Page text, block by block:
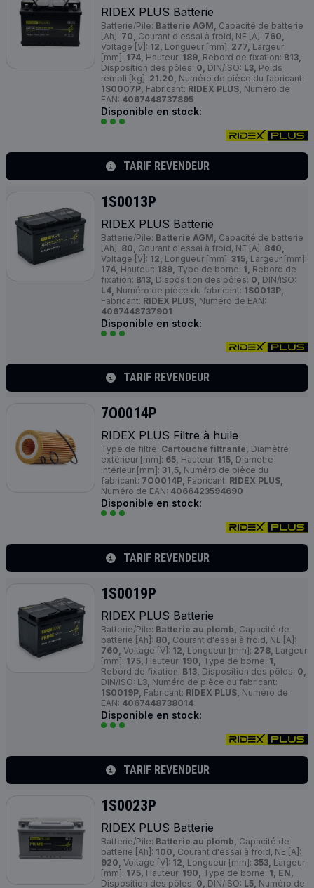
RIDEX PLUS Batterie
Batterie/Pile: Batterie AGM, Capacité de batterie
[Ah]: 70, Courant d'essai à froid, NE [A]: 760,
Voltage [V]: 12, Longueur [mm]: 277, Largeur
[mm]: 174, Hauteur: 189, Rebord de fixation: B13,
Disposition des pôles: 0, DIN/ISO: L3, Poids
rempli [kg]: 21.20, Numéro de pièce du fabricant:
1S0007P, Fabricant: RIDEX PLUS, Numéro de
EAN: 4067448737895
Disponible en stock:
TARIF REVENDEUR
1S0013P
RIDEX PLUS Batterie
Batterie/Pile: Batterie AGM, Capacité de batterie
[Ah]: 80, Courant d'essai à froid, NE [A]: 840,
Voltage [V]: 12, Longueur [mm]: 315, Largeur [mm]:
174, Hauteur: 189, Type de borne: 1, Rebord de
fixation: B13, Disposition des pôles: 0, DIN/ISO:
L4, Numéro de pièce du fabricant: 1S0013P,
Fabricant: RIDEX PLUS, Numéro de EAN:
4067448737901
Disponible en stock:
TARIF REVENDEUR
7O0014P
RIDEX PLUS Filtre à huile
Type de filtre: Cartouche filtrante, Diamètre
extérieur [mm]: 65, Hauteur: 115, Diamètre
intérieur [mm]: 31,5, Numéro de pièce du
fabricant: 7O0014P, Fabricant: RIDEX PLUS,
Numéro de EAN: 4066423594690
Disponible en stock:
TARIF REVENDEUR
1S0019P
RIDEX PLUS Batterie
Batterie/Pile: Batterie au plomb, Capacité de
batterie [Ah]: 80, Courant d'essai à froid, NE [A]:
760, Voltage [V]: 12, Longueur [mm]: 278, Largeur
[mm]: 175, Hauteur: 190, Type de borne: 1,
Rebord de fixation: B13, Disposition des pôles: 0,
DIN/ISO: L3, Numéro de pièce du fabricant:
1S0019P, Fabricant: RIDEX PLUS, Numéro de
EAN: 4067448738014
Disponible en stock:
TARIF REVENDEUR
1S0023P
RIDEX PLUS Batterie
Batterie/Pile: Batterie au plomb, Capacité de
batterie [Ah]: 100, Courant d'essai à froid, NE [A]:
920, Voltage [V]: 12, Longueur [mm]: 353, Largeur
[mm]: 175, Hauteur: 190, Type de borne: 1, EN,
Disposition des pôles: 0, DIN/ISO: L5, Numéro de